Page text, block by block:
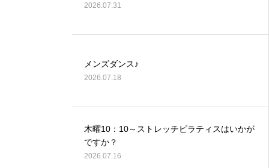
2026.07.31
メンズダンス♪
2026.07.18
木曜10：10～ストレッチピラティスはいかが
ですか？
2026.07.16